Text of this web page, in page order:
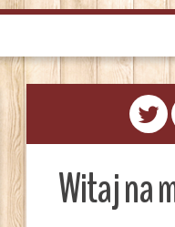
Witaj na